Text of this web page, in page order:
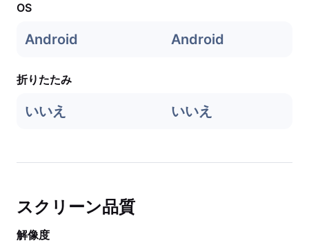
OS
Android Android
折りたたみ
いいえ いいえ
スクリーン品質
解像度